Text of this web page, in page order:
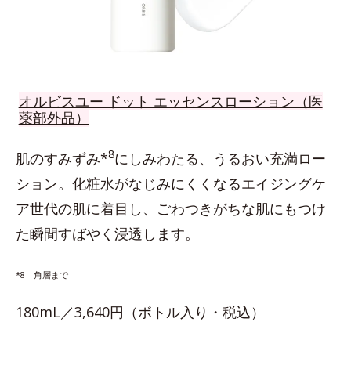
オルビスユー ドット エッセンスローション（医
薬部外品）
肌のすみずみ*8にしみわたる、うるおい充満ロー
ション。化粧水がなじみにくくなるエイジングケ
ア世代の肌に着目し、ごわつきがちな肌にもつけ
た瞬間すばやく浸透します。
*8 角層まで
180mL／3,640円（ボトル入り・税込）